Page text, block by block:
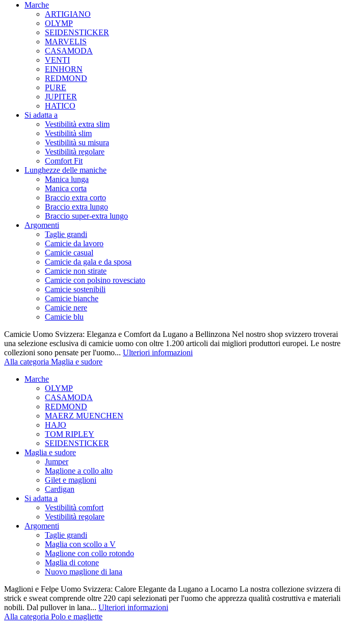
Marche
ARTIGIANO
OLYMP
SEIDENSTICKER
MARVELIS
CASAMODA
VENTI
EINHORN
REDMOND
PURE
JUPITER
HATICO
Si adatta a
Vestibilità extra slim
Vestibilità slim
Vestibilità su misura
Vestibilità regolare
Comfort Fit
Lunghezze delle maniche
Manica lunga
Manica corta
Braccio extra corto
Braccio extra lungo
Braccio super-extra lungo
Argomenti
Taglie grandi
Camicie da lavoro
Camicie casual
Camicie da gala e da sposa
Camicie non stirate
Camicie con polsino rovesciato
Camicie sostenibili
Camicie bianche
Camicie nere
Camicie blu
Camicie Uomo Svizzera: Eleganza e Comfort da Lugano a Bellinzona Nel nostro shop svizzero troverai
una selezione esclusiva di camicie uomo con oltre 1.200 articoli dai migliori produttori europei. Le nostre
collezioni sono pensate per l'uomo... Ulteriori informazioni
Alla categoria Maglia e sudore
Marche
OLYMP
CASAMODA
REDMOND
MAERZ MUENCHEN
HAJO
TOM RIPLEY
SEIDENSTICKER
Maglia e sudore
Jumper
Maglione a collo alto
Gilet e maglioni
Cardigan
Si adatta a
Vestibilità comfort
Vestibilità regolare
Argomenti
Taglie grandi
Maglia con scollo a V
Maglione con collo rotondo
Maglia di cotone
Nuovo maglione di lana
Maglioni e Felpe Uomo Svizzera: Calore Elegante da Lugano a Locarno La nostra collezione svizzera di
strick e sweat comprende oltre 220 capi selezionati per l'uomo che apprezza qualità costruttiva e materiali
nobili. Dal pullover in lana... Ulteriori informazioni
Alla categoria Polo e magliette